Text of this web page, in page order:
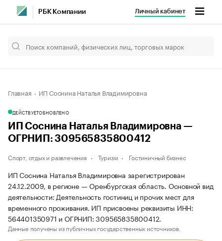
РБК Компании Личный кабинет
Главная ИП Соснина Наталья Владимировна
ДЕЙСТВУЕТОБНОВЛЕНО
ИП Соснина Наталья Владимировна —
ОГРНИП: 309565835800412
Спорт, отдых и развлечения Туризм Гостиничный бизнес
ИП Соснина Наталья Владимировна зарегистрирован
24.12.2009, в регионе — Оренбургская область. Основной вид
деятельности: Деятельность гостиниц и прочих мест для
временного проживания. ИП присвоены реквизиты ИНН:
564401350971 и ОГРНИП: 309565835800412.
Данные получены из публичных государственных источников.